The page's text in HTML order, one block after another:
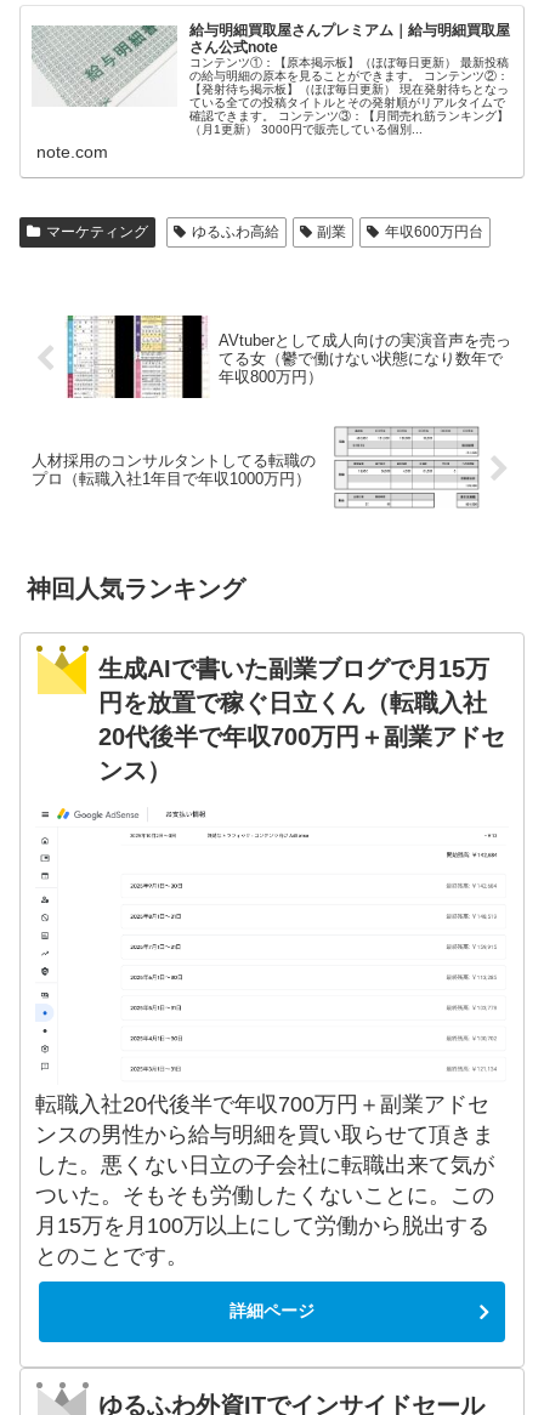
給与明細買取屋さんプレミアム｜給与明細買取屋
さん公式note
コンテンツ①：【原本掲示板】（ほぼ毎日更新） 最新投稿
の給与明細の原本を見ることができます。 コンテンツ②：
【発射待ち掲示板】（ほぼ毎日更新） 現在発射待ちとなっ
ている全ての投稿タイトルとその発射順がリアルタイムで
確認できます。 コンテンツ③：【月間売れ筋ランキング】
（月1更新） 3000円で販売している個別...
note.com
マーケティング ゆるふわ高給 副業 年収600万円台
AVtuberとして成人向けの実演音声を売っ
てる女（鬱で働けない状態になり数年で
年収800万円）
人材採用のコンサルタントしてる転職の
プロ（転職入社1年目で年収1000万円）
神回人気ランキング
生成AIで書いた副業ブログで月15万
円を放置で稼ぐ日立くん（転職入社
20代後半で年収700万円＋副業アドセ
ンス）
転職入社20代後半で年収700万円＋副業アドセ
ンスの男性から給与明細を買い取らせて頂きま
した。悪くない日立の子会社に転職出来て気が
ついた。そもそも労働したくないことに。この
月15万を月100万以上にして労働から脱出する
とのことです。
詳細ページ
ゆるふわ外資ITでインサイドセール